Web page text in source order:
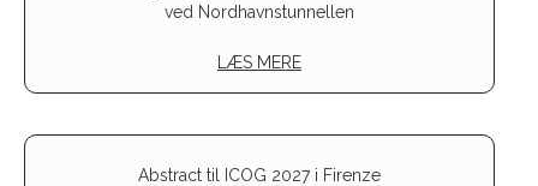
ved Nordhavnstunnellen
LÆS MERE
Abstract til ICOG 2027 i Firenze